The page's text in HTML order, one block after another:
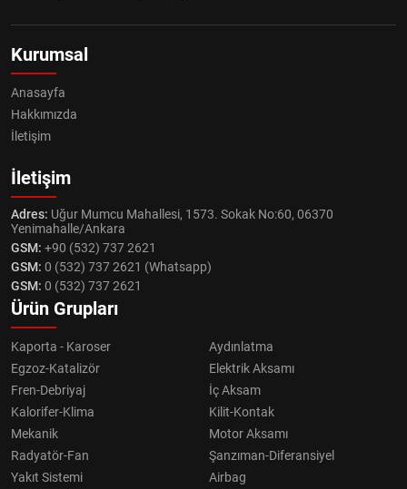
Kurumsal
Anasayfa
Hakkımızda
İletişim
İletişim
Adres: Uğur Mumcu Mahallesi, 1573. Sokak No:60, 06370
Yenimahalle/Ankara
GSM: +90 (532) 737 2621
GSM: 0 (532) 737 2621 (Whatsapp)
GSM: 0 (532) 737 2621
Ürün Grupları
Kaporta - Karoser
Aydınlatma
Egzoz-Katalizör
Elektrik Aksamı
Fren-Debriyaj
İç Aksam
Kalorifer-Klima
Kilit-Kontak
Mekanik
Motor Aksamı
Radyatör-Fan
Şanzıman-Diferansiyel
Yakıt Sistemi
Airbag